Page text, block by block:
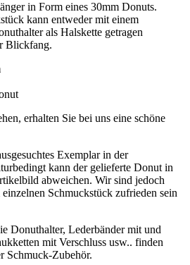
in Form eines 30mm Donuts.
kann entweder mit einem
als Halskette getragen
Blickfang.
erhalten Sie bei uns eine schöne
Exemplar in der
kann der gelieferte Donut in
abweichen. Wir sind jedoch
Schmuckstück zufrieden sein
Donuthalter, Lederbänder mit und
mit Verschluss usw.. finden
Schmuck-Zubehör.